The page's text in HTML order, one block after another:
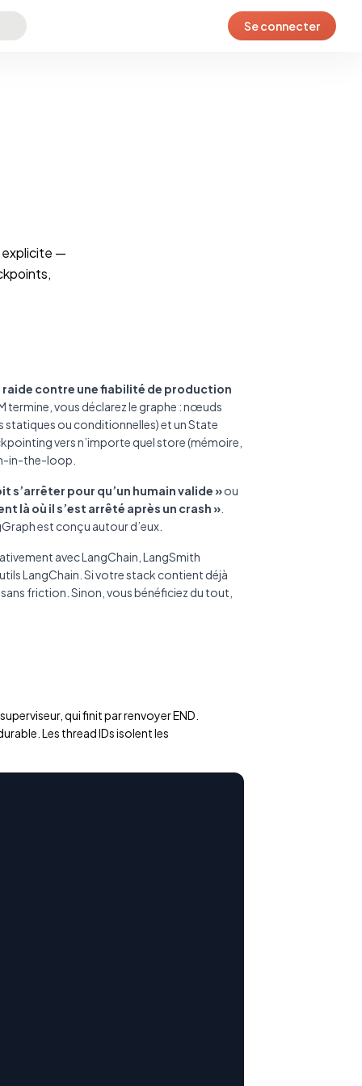
Se connecter
explicite —
raide contre une fiabilité de production
termine, vous déclarez le graphe : nœuds
ou conditionnelles) et un State
vers n’importe quel store (mémoire,
in-the-loop.
s’arrêter pour qu’un humain valide »ou
là où il s’est arrêté après un crash »
est conçu autour d’eux.
avec LangChain, LangSmith
LangChain. Si votre stack contient déjà
friction. Sinon, vous bénéficiez du tout,
qui finit par renvoyer END.
Les thread IDs isolent les